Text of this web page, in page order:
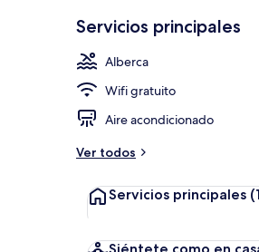
Servicios principales
Alberca
Wifi gratuito
Aire acondicionado
Ver todos
Servicios principales